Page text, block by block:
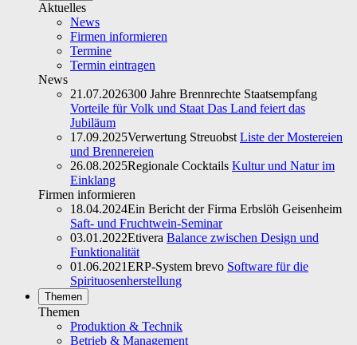
Aktuelles
News
Firmen informieren
Termine
Termin eintragen
News
21.07.2026300 Jahre Brennrechte Staatsempfang
Vorteile für Volk und Staat Das Land feiert das
Jubiläum
17.09.2025Verwertung Streuobst Liste der Mostereien
und Brennereien
26.08.2025Regionale Cocktails Kultur und Natur im
Einklang
Firmen informieren
18.04.2024Ein Bericht der Firma Erbslöh Geisenheim
Saft- und Fruchtwein-Seminar
03.01.2022Etivera Balance zwischen Design und
Funktionalität
01.06.2021ERP-System brevo Software für die
Spirituosenherstellung
Themen
Themen
Produktion & Technik
Betrieb & Management